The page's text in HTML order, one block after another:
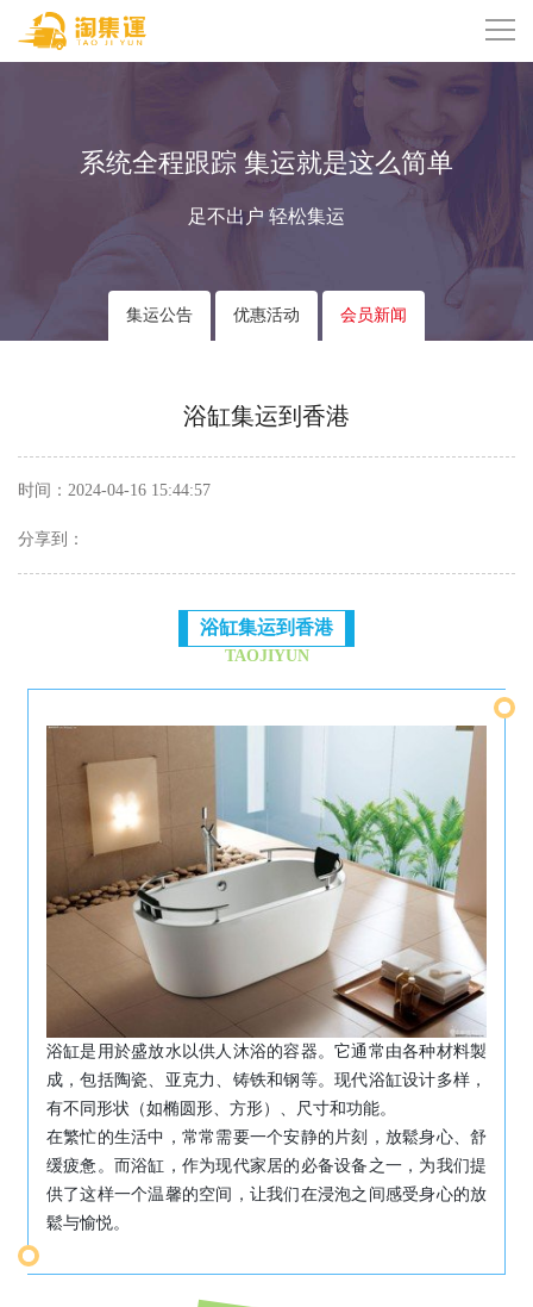
系统全程跟踪 集运就是这么简单
足不出户 轻松集运
集运公告 优惠活动 会员新闻
浴缸集运到香港
时间：2024-04-16 15:44:57
分享到：
浴缸集运到香港
TAOJIYUN
浴缸是用於盛放水以供人沐浴的容器。它通常由各种材料製
成，包括陶瓷、亚克力、铸铁和钢等。现代浴缸设计多样，
有不同形状（如椭圆形、方形）、尺寸和功能。
在繁忙的生活中，常常需要一个安静的片刻，放鬆身心、舒
缓疲惫。而浴缸，作为现代家居的必备设备之一，为我们提
供了这样一个温馨的空间，让我们在浸泡之间感受身心的放
鬆与愉悦。